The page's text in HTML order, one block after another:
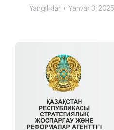
Yangiliklar Yanvar 3, 2025